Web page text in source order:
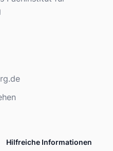
Hilfreiche Informationen